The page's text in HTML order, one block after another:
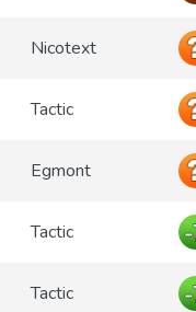
Nicotext
Tactic
Egmont
Tactic
Tactic